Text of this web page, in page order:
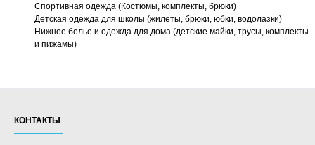
Спортивная одежда (Костюмы, комплекты, брюки)
Детская одежда для школы (жилеты, брюки, юбки, водолазки)
Нижнее белье и одежда для дома (детские майки, трусы, комплекты
и пижамы)
КОНТАКТЫ